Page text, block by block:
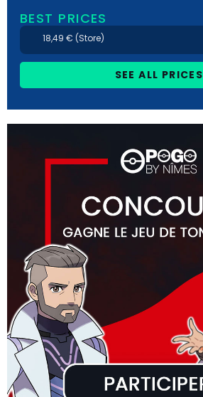
BEST PRICES
18,49 € (Store)
SEE ALL PRICES